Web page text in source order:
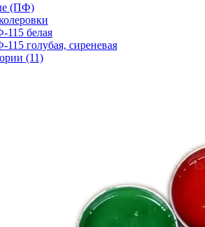
(ПФ)
белая
голубая, сиреневая
(11)